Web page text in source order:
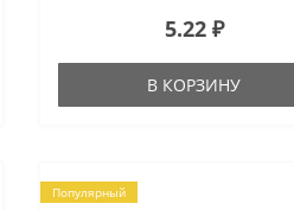
в том, что два провода вводится в
путем механи..
5.22 ₽
В КОРЗИНУ
Популярный